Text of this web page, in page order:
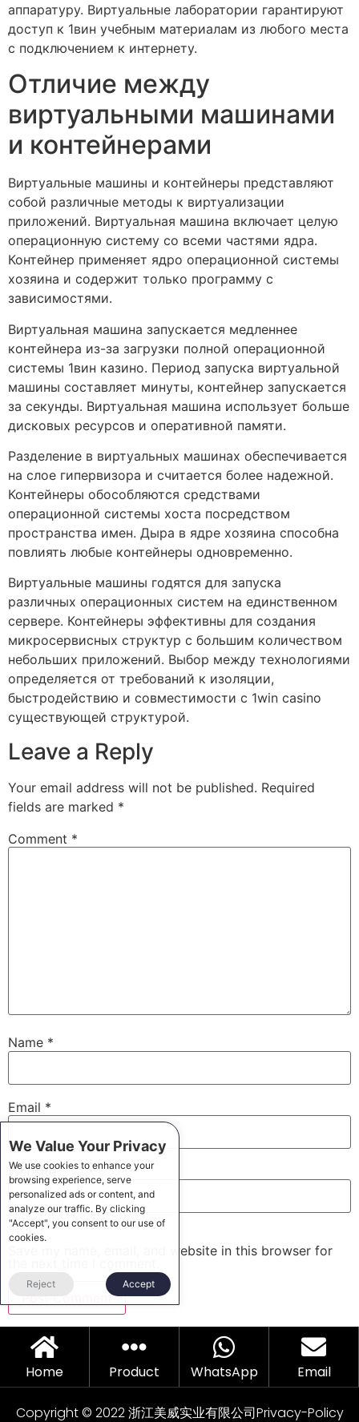
аппаратуру. Виртуальные лаборатории гарантируют
доступ к 1вин учебным материалам из любого места
с подключением к интернету.
Отличие между
виртуальными машинами
и контейнерами
Виртуальные машины и контейнеры представляют
собой различные методы к виртуализации
приложений. Виртуальная машина включает целую
операционную систему со всеми частями ядра.
Контейнер применяет ядро операционной системы
хозяина и содержит только программу с
зависимостями.
Виртуальная машина запускается медленнее
контейнера из-за загрузки полной операционной
системы 1вин казино. Период запуска виртуальной
машины составляет минуты, контейнер запускается
за секунды. Виртуальная машина использует больше
дисковых ресурсов и оперативной памяти.
Разделение в виртуальных машинах обеспечивается
на слое гипервизора и считается более надежной.
Контейнеры обособляются средствами
операционной системы хоста посредством
пространства имен. Дыра в ядре хозяина способна
повлиять любые контейнеры одновременно.
Виртуальные машины годятся для запуска
различных операционных систем на единственном
сервере. Контейнеры эффективны для создания
микросервисных структур с большим количеством
небольших приложений. Выбор между технологиями
определяется от требований к изоляции,
быстродействию и совместимости с 1win casino
существующей структурой.
Leave a Reply
Your email address will not be published. Required
fields are marked *
Comment *
Name *
Email *
Website
Save my name, email, and website in this browser for
Home Product WhatsApp Email
Copyright © 2022 浙江美威实业有限公司Privacy-Policy
We Value Your Privacy
We use cookies to enhance your
browsing experience, serve
personalized ads or content, and
analyze our traffic. By clicking
"Accept", you consent to our use of
cookies.
Reject Accept